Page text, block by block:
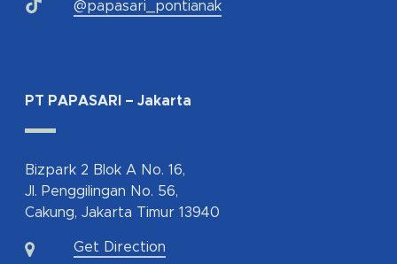
@papasari_pontianak
PT PAPASARI – Jakarta
Bizpark 2 Blok A No. 16,
Jl. Penggilingan No. 56,
Cakung, Jakarta Timur 13940
Get Direction